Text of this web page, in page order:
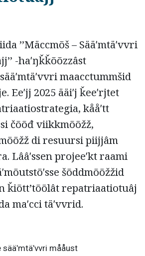
’’Mäccmõš – Sääʹmtäʹvvri
-haʹŋǩǩõõzzâst
maacctummšid
Eeʹjj 2025 ääiʹj ǩeeʹrjtet
kååʹtt
čõõđ viikkmõõžž,
di resuursi piijjâm
Lââʹssen projeeʹkt raami
šõddmõõžžid
ǩiõttʼtõõlât repatriaatiotuâj
maʹcci täʹvvrid.
mååust